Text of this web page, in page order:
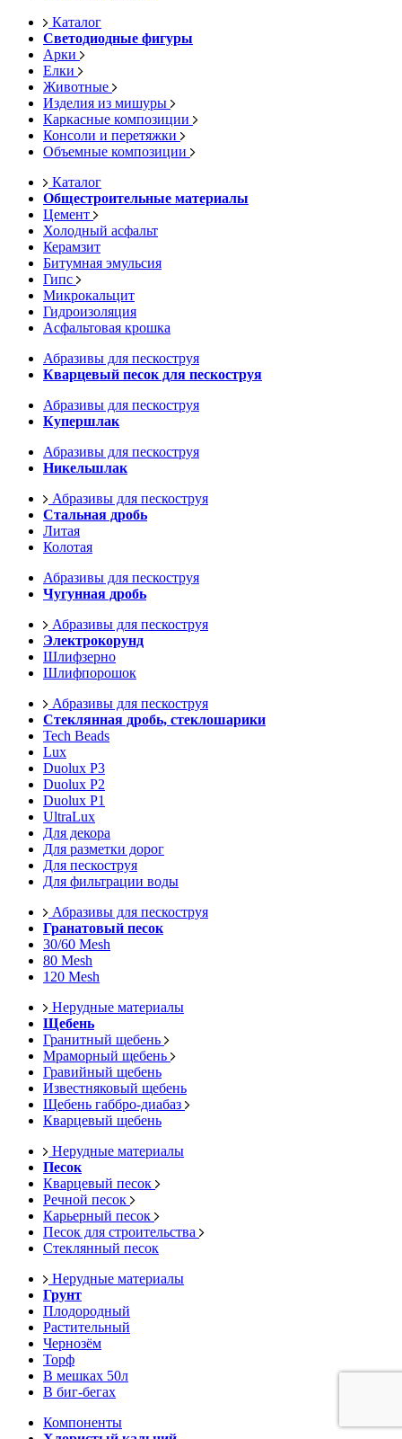
Каталог
Светодиодные фигуры
Арки
Елки
Животные
Изделия из мишуры
Каркасные композиции
Консоли и перетяжки
Объемные композиции
Каталог
Общестроительные материалы
Цемент
Холодный асфальт
Керамзит
Битумная эмульсия
Гипс
Микрокальцит
Гидроизоляция
Асфальтовая крошка
Абразивы для пескоструя
Кварцевый песок для пескоструя
Абразивы для пескоструя
Купершлак
Абразивы для пескоструя
Никельшлак
Абразивы для пескоструя
Стальная дробь
Литая
Колотая
Абразивы для пескоструя
Чугунная дробь
Абразивы для пескоструя
Электрокорунд
Шлифзерно
Шлифпорошок
Абразивы для пескоструя
Стеклянная дробь, стеклошарики
Tech Beads
Lux
Duolux P3
Duolux P2
Duolux P1
UltraLux
Для декора
Для разметки дорог
Для пескоструя
Для фильтрации воды
Абразивы для пескоструя
Гранатовый песок
30/60 Mesh
80 Mesh
120 Mesh
Нерудные материалы
Щебень
Гранитный щебень
Мраморный щебень
Гравийный щебень
Известняковый щебень
Щебень габбро-диабаз
Кварцевый щебень
Нерудные материалы
Песок
Кварцевый песок
Речной песок
Карьерный песок
Песок для строительства
Стеклянный песок
Нерудные материалы
Грунт
Плодородный
Растительный
Чернозём
Торф
В мешках 50л
В биг-бегах
Компоненты